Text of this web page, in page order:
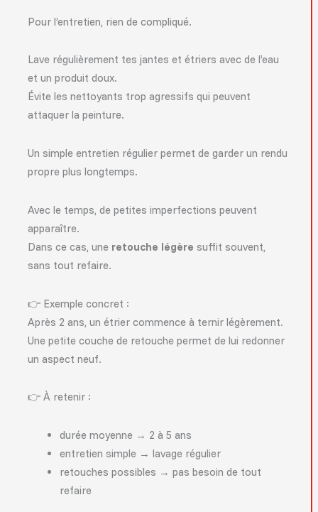
Pour l’entretien, rien de compliqué.
Lave régulièrement tes jantes et étriers avec de l’eau
et un produit doux.
Évite les nettoyants trop agressifs qui peuvent
attaquer la peinture.
Un simple entretien régulier permet de garder un rendu
propre plus longtemps.
Avec le temps, de petites imperfections peuvent
apparaître.
Dans ce cas, une retouche légère suffit souvent,
sans tout refaire.
👉 Exemple concret :
Après 2 ans, un étrier commence à ternir légèrement.
Une petite couche de retouche permet de lui redonner
un aspect neuf.
👉 À retenir :
durée moyenne → 2 à 5 ans
entretien simple → lavage régulier
retouches possibles → pas besoin de tout
refaire